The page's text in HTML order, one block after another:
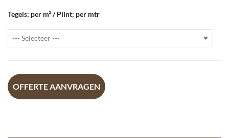
Tegels; per m² / Plint; per mtr
OFFERTE AANVRAGEN